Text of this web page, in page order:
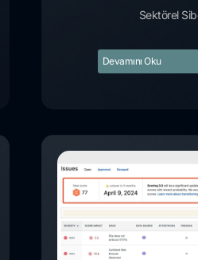
Sektörel
Devamını Oku